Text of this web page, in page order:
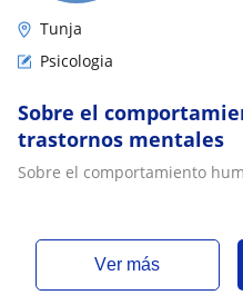
Tunja
Psicologia
Sobre el
trastornos mentales
Sobre el comportamiento
ver más